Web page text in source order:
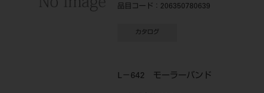
品目コード ：206350780639
カタログ
L－642 モーラーバンド